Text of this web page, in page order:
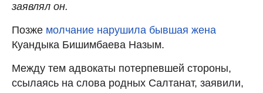
заявлял он.
Позже молчание нарушила бывшая жена
Куандыка Бишимбаева Назым.
Между тем адвокаты потерпевшей стороны,
ссылаясь на слова родных Салтанат, заявили,